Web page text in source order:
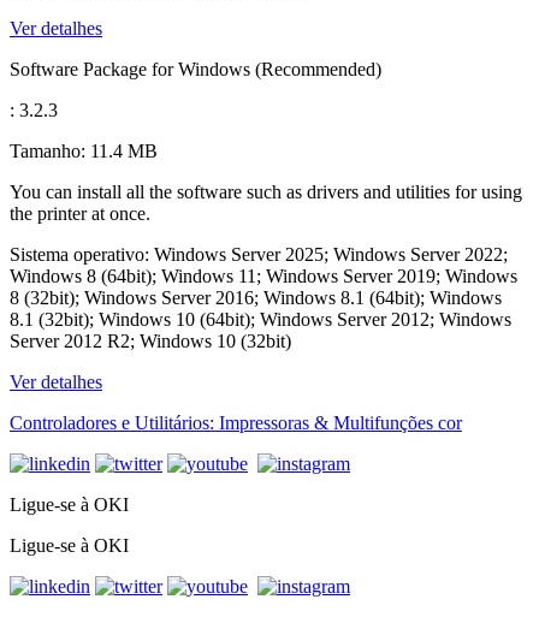
Ver detalhes
Software Package for Windows (Recommended)
: 3.2.3
Tamanho: 11.4 MB
You can install all the software such as drivers and utilities for using
the printer at once.
Sistema operativo: Windows Server 2025; Windows Server 2022;
Windows 8 (64bit); Windows 11; Windows Server 2019; Windows
8 (32bit); Windows Server 2016; Windows 8.1 (64bit); Windows
8.1 (32bit); Windows 10 (64bit); Windows Server 2012; Windows
Server 2012 R2; Windows 10 (32bit)
Ver detalhes
Controladores e Utilitários: Impressoras & Multifunções cor
Ligue-se à OKI
Ligue-se à OKI